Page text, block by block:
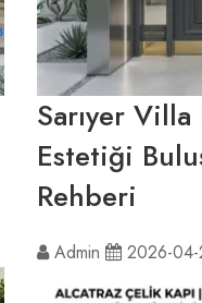
Sarıyer Villa
Estetiği
Rehberi
Admin 2026-04-